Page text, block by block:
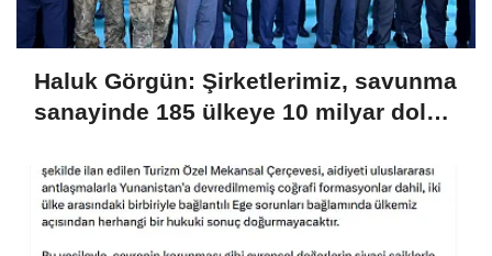
Haluk Görgün: Şirketlerimiz, savunma
sanayinde 185 ülkeye 10 milyar dolar